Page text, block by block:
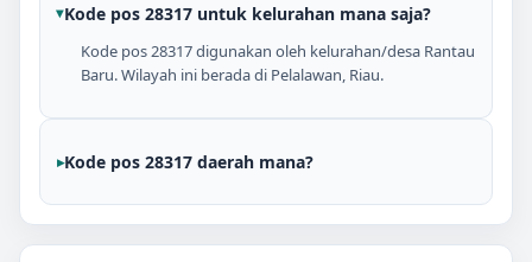
Kode pos 28317 untuk kelurahan mana saja?
Kode pos 28317 digunakan oleh kelurahan/desa Rantau
Baru. Wilayah ini berada di Pelalawan, Riau.
Kode pos 28317 daerah mana?